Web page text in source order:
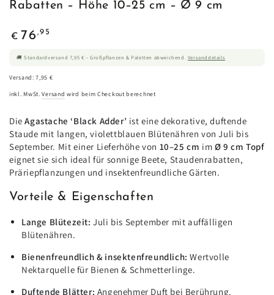
Rabatten – Höhe 10–25 cm – Ø 9 cm
Regulärer
€ 76 ,95
🚚 Standardversand 7,95 € – Großpflanzen & Paletten abweichend. Versanddetails
Versand: 7,95 €
inkl. MwSt.Versand wird beim Checkout berechnet
DieAgastache ‘Black Adder’ ist eine dekorative, duftende
Staude mit langen, violettblauen Blütenähren von Juli bis
September. Mit einer Lieferhöhe von 10–25 cm im Ø 9 cm Topf
eignet sie sich ideal für sonnige Beete, Staudenrabatten,
Präriepflanzungen und insektenfreundliche Gärten.
Vorteile & Eigenschaften
Lange Blütezeit: Juli bis September mit auffälligen
Blütenähren.
Bienenfreundlich & insektenfreundlich: Wertvolle
Nektarquelle für Bienen & Schmetterlinge.
Duftende Blätter: Angenehmer Duft bei Berührung.